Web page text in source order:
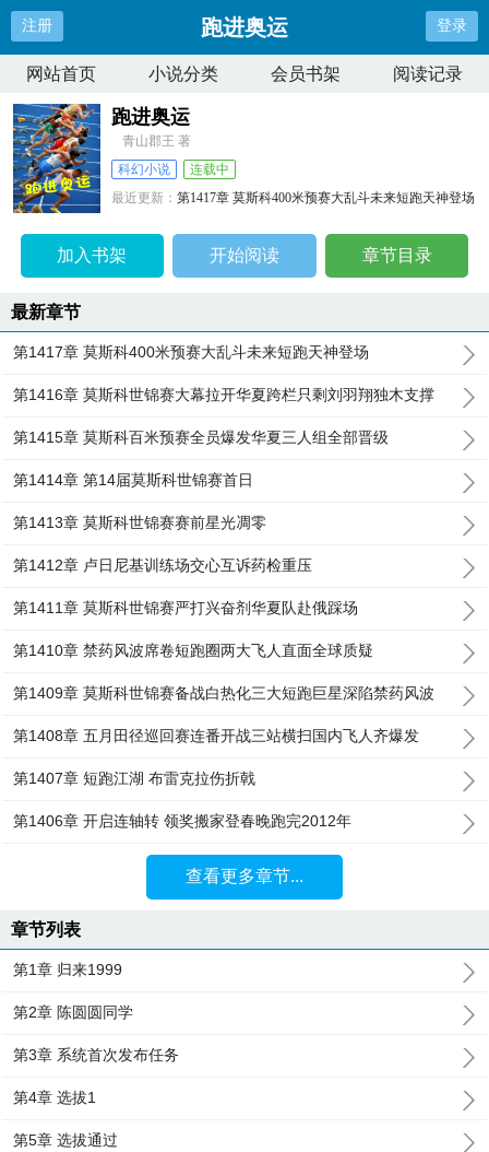
注册 跑进奥运 登录
网站首页 小说分类 会员书架 阅读记录
跑进奥运
青山郡王 著
科幻小说
连载中
最近更新：第1417章 莫斯科400米预赛大乱斗未来短跑天神登场
加入书架 开始阅读 章节目录
最新章节
第1417章 莫斯科400米预赛大乱斗未来短跑天神登场
第1416章 莫斯科世锦赛大幕拉开华夏跨栏只剩刘羽翔独木支撑
第1415章 莫斯科百米预赛全员爆发华夏三人组全部晋级
第1414章 第14届莫斯科世锦赛首日
第1413章 莫斯科世锦赛赛前星光凋零
第1412章 卢日尼基训练场交心互诉药检重压
第1411章 莫斯科世锦赛严打兴奋剂华夏队赴俄踩场
第1410章 禁药风波席卷短跑圈两大飞人直面全球质疑
第1409章 莫斯科世锦赛备战白热化三大短跑巨星深陷禁药风波
第1408章 五月田径巡回赛连番开战三站横扫国内飞人齐爆发
第1407章 短跑江湖 布雷克拉伤折戟
第1406章 开启连轴转 领奖搬家登春晚跑完2012年
查看更多章节...
章节列表
第1章 归来1999
第2章 陈圆圆同学
第3章 系统首次发布任务
第4章 选拔1
第5章 选拔通过